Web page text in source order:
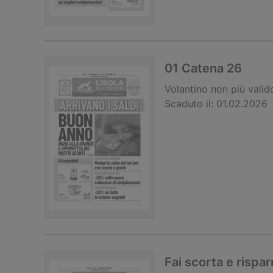
01 Catena 26
Volantino non più
Scaduto il: 01.02.2026
Fai scorta e